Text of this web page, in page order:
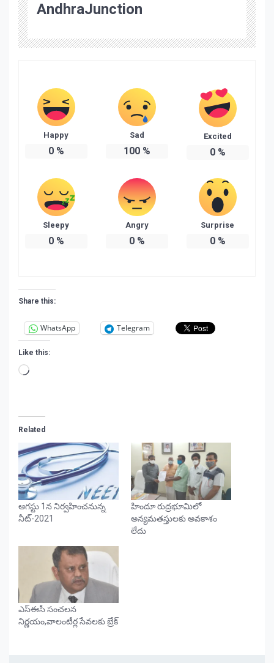
AndhraJunction
Happy
0%
Sad
100%
Excited
0%
Sleepy
0%
Angry
0%
Surprise
0%
Share this:
WhatsApp Telegram
Like this:
Loading…
Related
ఆగస్టు 1న నిర్వహించనున్న
నీట్‌-2021
హిందూ రుద్రభూమిలో
అన్యమతస్తులకు అవకాశం
లేదు
ఎస్ఈసీ సంచలన
నిర్ణయం,వాలంటీర్ల సేవలకు బ్రేక్